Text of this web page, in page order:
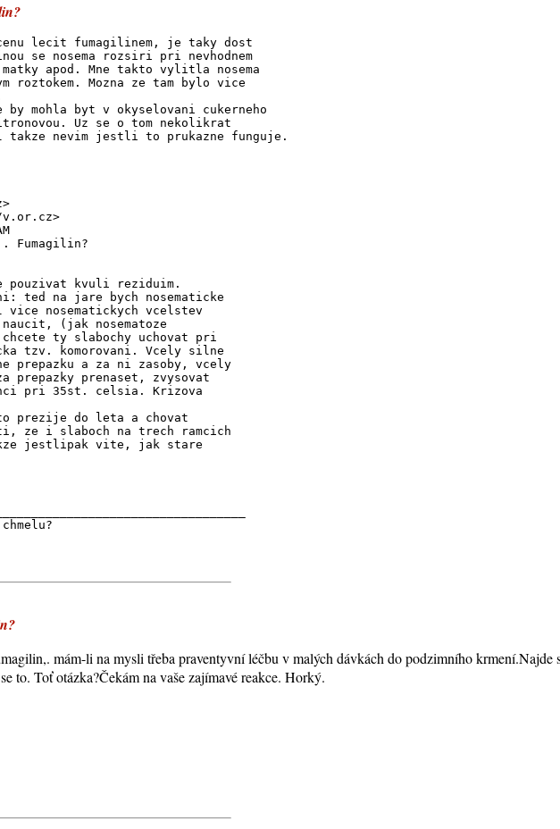
cenu lecit fumagilinem, je taky dost
se nosema rozsiri pri nevhodnem
apod. Mne takto vylitla nosema
roztokem. Mozna ze tam bylo vice
by mohla byt v okyselovani cukerneho
Uz se o tom nekolikrat
nevim jestli to prukazne funguje.
v.or.cz>
Fumagilin?
pouzivat kvuli reziduim.
ted na jare bych nosematicke
nosematickych vcelstev
(jak nosematoze
ty slabochy uchovat pri
tzv. komorovani. Vcely silne
prepazku a za ni zasoby, vcely
prepazky prenaset, zvysovat
pri 35st. celsia. Krizova
to prezije do leta a chovat
ze i slaboch na trech ramcich
jestlipak vite, jak stare
mám-li na mysli třeba praventyvní léčbu v malých dávkách do podzimního krmení.Najde
to. Toť otázka?Čekám na vaše zajímavé reakce. Horký.